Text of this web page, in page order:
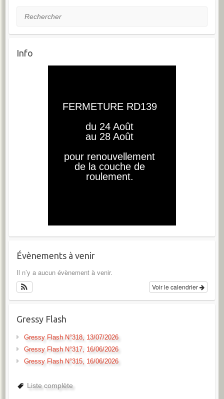
Rechercher
Info
Évènements à venir
Il n’y a aucun évènement à venir.
Voir le calendrier
Gressy Flash
Gressy Flash N°318, 13/07/2026
Gressy Flash N°317, 16/06/2026
Gressy Flash N°315, 16/06/2026
Liste complète